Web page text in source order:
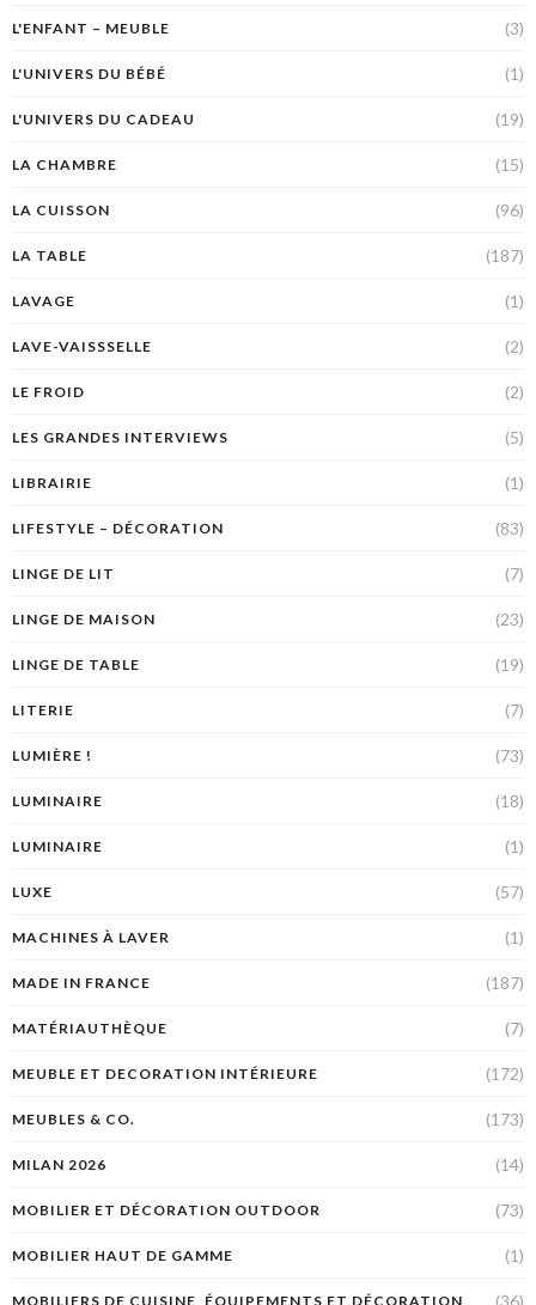
L'ENFANT – MEUBLE (3)
L'UNIVERS DU BÉBÉ (1)
L'UNIVERS DU CADEAU (19)
LA CHAMBRE (15)
LA CUISSON (96)
LA TABLE (187)
LAVAGE (1)
LAVE-VAISSSELLE (2)
LE FROID (2)
LES GRANDES INTERVIEWS (5)
LIBRAIRIE (1)
LIFESTYLE – DÉCORATION (83)
LINGE DE LIT (7)
LINGE DE MAISON (23)
LINGE DE TABLE (19)
LITERIE (7)
LUMIÈRE ! (73)
LUMINAIRE (18)
LUMINAIRE (1)
LUXE (57)
MACHINES À LAVER (1)
MADE IN FRANCE (187)
MATÉRIAUTHÈQUE (7)
MEUBLE ET DECORATION INTÉRIEURE (172)
MEUBLES & CO. (173)
MILAN 2026 (14)
MOBILIER ET DÉCORATION OUTDOOR (73)
MOBILIER HAUT DE GAMME (1)
MOBILIERS DE CUISINE, ÉQUIPEMENTS ET DÉCORATION (36)